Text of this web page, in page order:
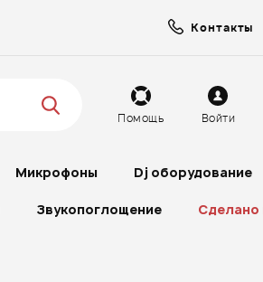
Контакты
Помощь Войти
Микрофоны Dj оборудование
Звукопоглощение Сделано